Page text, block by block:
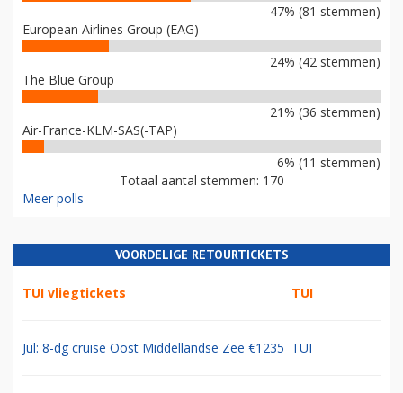
47% (81 stemmen)
European Airlines Group (EAG)
24% (42 stemmen)
The Blue Group
21% (36 stemmen)
Air-France-KLM-SAS(-TAP)
6% (11 stemmen)
Totaal aantal stemmen: 170
Meer polls
VOORDELIGE RETOURTICKETS
TUI vliegtickets TUI
Jul: 8-dg cruise Oost Middellandse Zee €1235 TUI